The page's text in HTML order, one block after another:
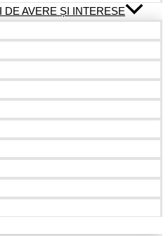
DE AVERE ȘI INTERESE